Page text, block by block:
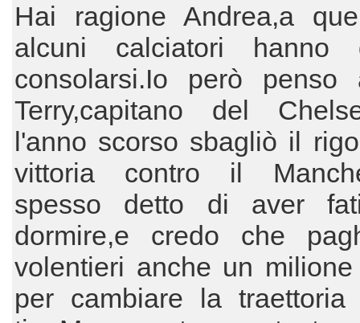
Hai ragione Andrea,a
alcuni calciatori
consolarsi.Io però penso
Terry,capitano del
l'anno scorso sbagliò il
vittoria contro il
spesso detto di aver
dormire,e credo che
volentieri anche un
per cambiare la